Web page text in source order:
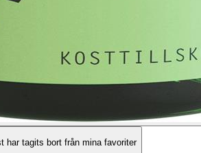
har tagits bort från mina favoriter